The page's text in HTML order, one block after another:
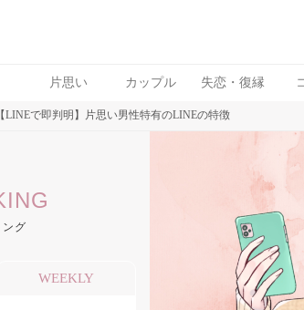
片思い カップル 失恋・復縁
【LINEで即判明】片思い男性特有のLINEの特徴
グ
WEEKLY